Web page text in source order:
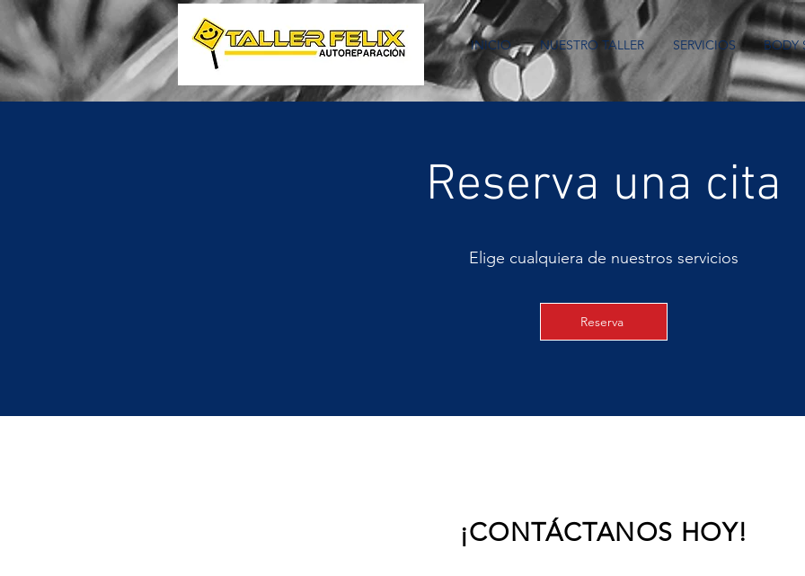
INICIO NUESTRO TALLER SERVICIOS BODY
Reserva una cita
Elige cualquiera de nuestros servicios
Reserva
¡CONTÁCTANOS HOY!